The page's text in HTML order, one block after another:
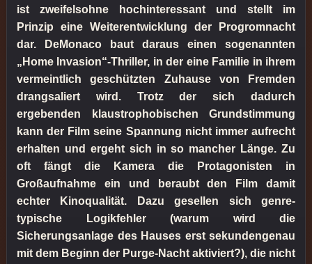
ist zweifelsohne hochinteressant und stellt im
Prinzip eine Weiterentwicklung der Progromnacht
dar. DeMonaco baut daraus einen sogenannten
„Home Invasion“-Thriller, in der eine Familie in ihrem
vermeintlich geschützten Zuhause von Fremden
drangsaliert wird. Trotz der sich dadurch
ergebenden klaustrophobischen Grundstimmung
kann der Film seine Spannung nicht immer aufrecht
erhalten und ergeht sich in so mancher Länge. Zu
oft fängt die Kamera die Protagonisten in
Großaufnahme ein und beraubt den Film damit
echter Kinoqualität. Dazu gesellen sich genre-
typische Logikfehler (warum wird die
Sicherungsanlage des Hauses erst sekundengenau
mit dem Beginn der Purge-Nacht aktiviert?), die nicht